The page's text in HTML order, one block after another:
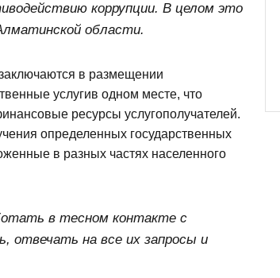
коррупции. В целом это
области.
в размещении
услугив одном месте, что
ресурсы услугополучателей.
определенных государственных
в разных частях населенного
в тесном контакте с
отвечать на все их запросы и